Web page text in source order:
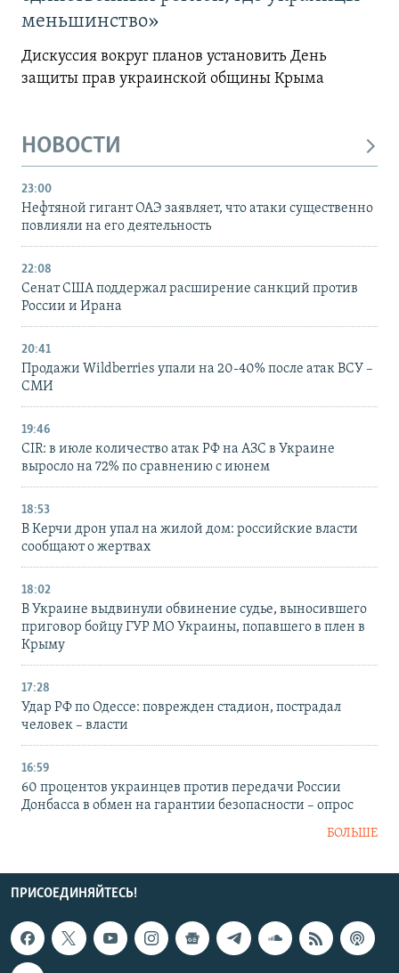
меньшинство»
Дискуссия вокруг планов установить День
защиты прав украинской общины Крыма
НОВОСТИ
23:00
Нефтяной гигант ОАЭ заявляет, что атаки существенно
повлияли на его деятельность
22:08
Сенат США поддержал расширение санкций против
России и Ирана
20:41
Продажи Wildberries упали на 20-40% после атак ВСУ –
СМИ
19:46
CIR: в июле количество атак РФ на АЗС в Украине
выросло на 72% по сравнению с июнем
18:53
В Керчи дрон упал на жилой дом: российские власти
сообщают о жертвах
18:02
В Украине выдвинули обвинение судье, выносившего
приговор бойцу ГУР МО Украины, попавшего в плен в
Крыму
17:28
Удар РФ по Одессе: поврежден стадион, пострадал
человек – власти
16:59
60 процентов украинцев против передачи России
Донбасса в обмен на гарантии безопасности – опрос
БОЛЬШЕ
ПРИСОЕДИНЯЙТЕСЬ!